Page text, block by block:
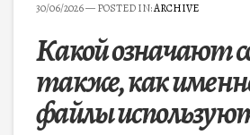
30/06/2026— POSTED IN:ARCHIVE
Какой означают
также, как
файлы